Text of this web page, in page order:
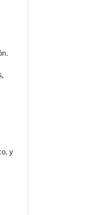
y